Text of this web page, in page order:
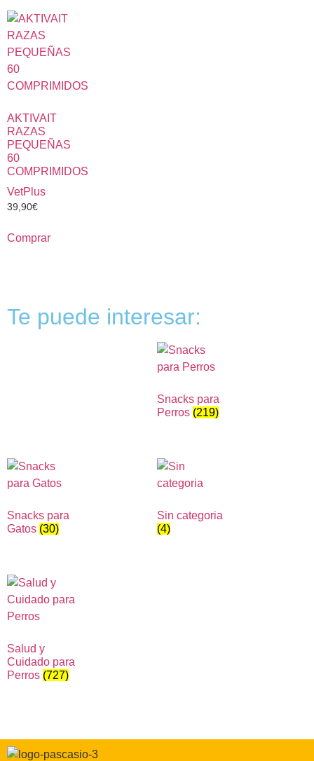
AKTIVAIT
RAZAS
PEQUEÑAS
60
COMPRIMIDOS
VetPlus
39,90€
Comprar
Te puede interesar:
Snacks para
Perros (219)
Snacks para
Gatos (30)
Sin categoria
(4)
Salud y
Cuidado para
Perros (727)